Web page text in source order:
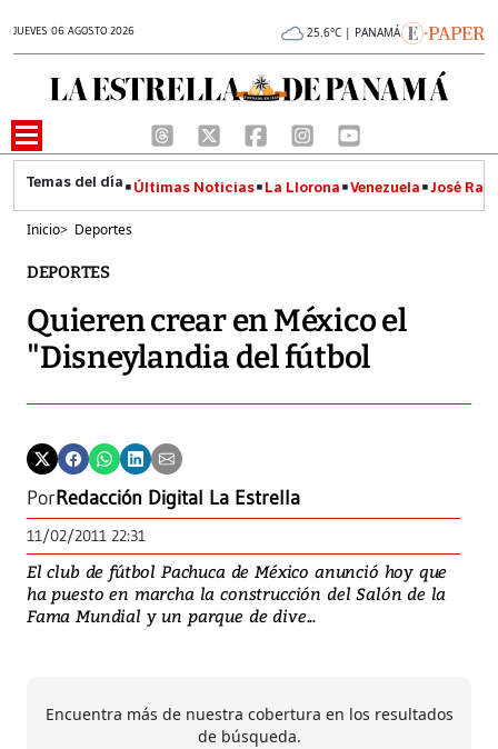
JUEVES 06 AGOSTO 2026 25.6°C | PANAMÁ
Últimas Noticias La Llorona Venezuela José
Inicio> Deportes
DEPORTES
Quieren crear en México el
"Disneylandia del fútbol
PorRedacción Digital La Estrella
11/02/2011 22:31
El club de fútbol Pachuca de México anunció hoy que
ha puesto en marcha la construcción del Salón de la
Fama Mundial y un parque de dive...
Encuentra más de nuestra cobertura en los resultados
de búsqueda.